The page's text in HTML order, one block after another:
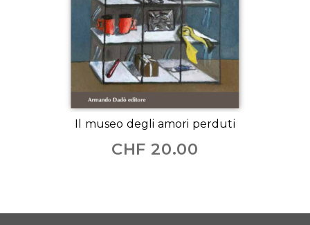
Il museo degli amori perduti
CHF 20.00